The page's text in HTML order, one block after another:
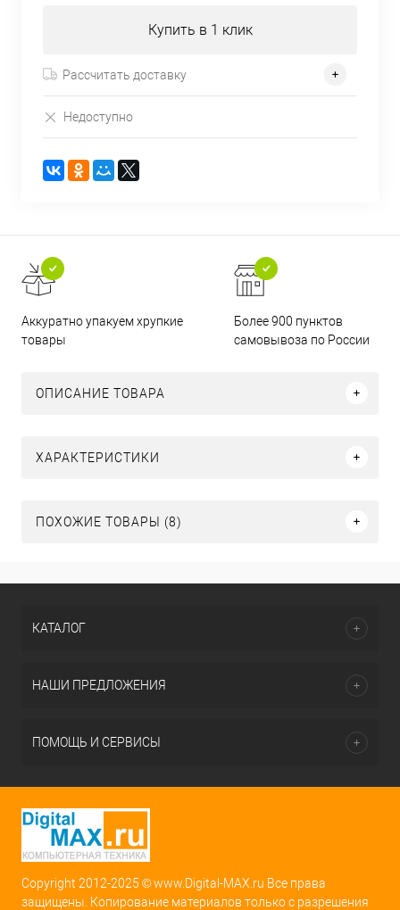
Купить в 1 клик
Рассчитать доставку
Недоступно
Аккуратно упакуем хрупкие
товары
Более 900 пунктов
самовывоза по России
ОПИСАНИЕ ТОВАРА
ХАРАКТЕРИСТИКИ
ПОХОЖИЕ ТОВАРЫ (8)
КАТАЛОГ
НАШИ ПРЕДЛОЖЕНИЯ
ПОМОЩЬ И СЕРВИСЫ
Copyright 2012-2025 © www.Digital-MAX.ru Все права
защищены. Копирование материалов только с разрешения